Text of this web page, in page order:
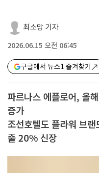
최소망 기자
2026.06.15 오전 06:45
구글에서 뉴스1 즐겨찾기
파르나스 에플로어, 올
증가
조선호텔도 플라워 브
출 20% 신장